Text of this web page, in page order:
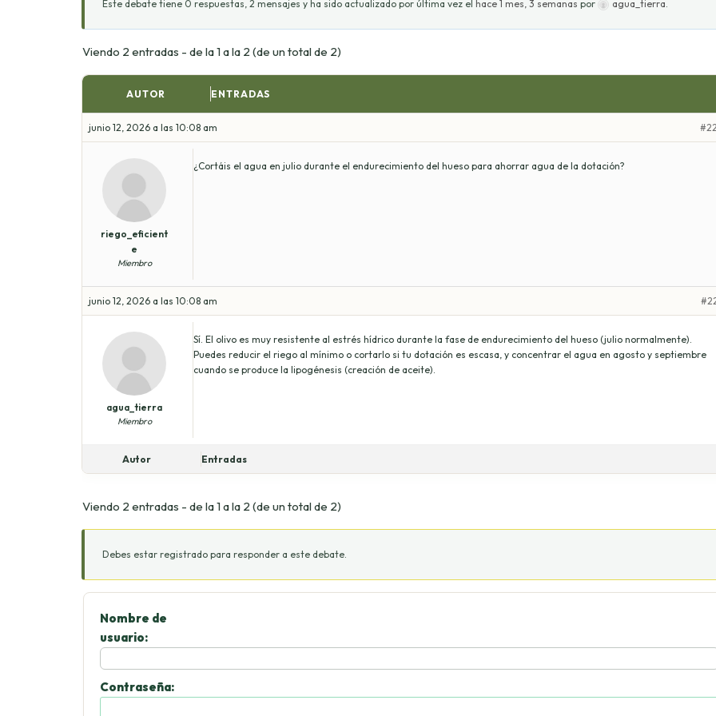
Este debate tiene 0 respuestas, 2 mensajes y ha sido actualizado por última vez el hace 1 mes, 3 semanas por agua_tierra
Viendo 2 entradas - de la 1 a la 2 (de un total de 2)
AUTOR ENTRADAS
junio 12, 2026 a las 10:08 am
riego_eficient
e
Miembro
¿Cortáis el agua en julio durante el endurecimiento del hueso para ahorrar agua de la dotación?
junio 12, 2026 a las 10:08 am
agua_tierra
Miembro
Sí. El olivo es muy resistente al estrés hídrico durante la fase de endurecimiento del hueso (julio normalmente).
Puedes reducir el riego al mínimo o cortarlo si tu dotación es escasa, y concentrar el agua en agosto y septiembre
cuando se produce la lipogénesis (creación de aceite).
Autor Entradas
Viendo 2 entradas - de la 1 a la 2 (de un total de 2)
Debes estar registrado para responder a este debate.
Nombre de
usuario:
Contraseña: